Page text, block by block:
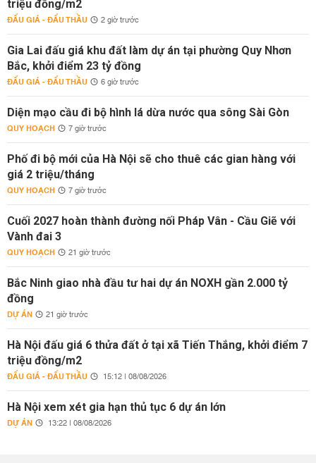
triệu đồng/m2
ĐẤU GIÁ - ĐẤU THẦU 2 giờ trước
Gia Lai đấu giá khu đất làm dự án tại phường Quy Nhơn
Bắc, khởi điểm 23 tỷ đồng
ĐẤU GIÁ - ĐẤU THẦU 6 giờ trước
Diện mạo cầu đi bộ hình lá dừa nước qua sông Sài Gòn
QUY HOẠCH 7 giờ trước
Phố đi bộ mới của Hà Nội sẽ cho thuê các gian hàng với
giá 2 triệu/tháng
QUY HOẠCH 7 giờ trước
Cuối 2027 hoàn thành đường nối Pháp Vân - Cầu Giẽ với
Vành đai 3
QUY HOẠCH 21 giờ trước
Bắc Ninh giao nhà đầu tư hai dự án NOXH gần 2.000 tỷ
đồng
DỰ ÁN 21 giờ trước
Hà Nội đấu giá 6 thửa đất ở tại xã Tiến Thắng, khởi điểm 7
triệu đồng/m2
ĐẤU GIÁ - ĐẤU THẦU 15:12 | 08/08/2026
Hà Nội xem xét gia hạn thủ tục 6 dự án lớn
DỰ ÁN 13:22 | 08/08/2026